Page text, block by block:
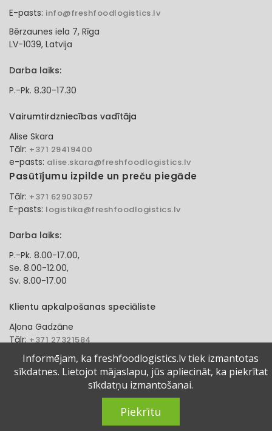
E-pasts: info@freshfoodlogistics.lv
Bērzaunes iela 7, Rīga
LV-1039, Latvija
Darba laiks:
P.-Pk. 8.30-17.30
Vairumtirdzniecības vadītāja
Alise Skara
Tālr: +371 29419400
e-pasts: alise.skara@freshfoodlogistics.lv
Pasūtījumu izpilde un preču piegāde
Tālr: +371 62903057
E-pasts: logistika@freshfoodlogistics.lv
Darba laiks:
P.-Pk. 8.00-17.00,
Se. 8.00-12.00,
Sv. 8.00-17.00
Klientu apkalpošanas speciāliste
Aļona Gadzāne
Tālr:+371 27321584
e-pasts: alona.gadzane@freshfoodlogistics.lv
© 2024 Fresh Food Logistics SIA. Visas tiesības aizsargātas.
Informējam, ka freshfoodlogistics.lv tiek izmantotas
sīkdatnes. Lietojot mājaslapu, jūs apliecināt, ka piekrītat
sīkdatņu izmantošanai.
Piekrītu